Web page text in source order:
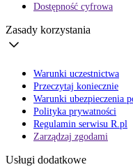
Dostępność cyfrowa
Zasady korzystania
Warunki uczestnictwa
Przeczytaj koniecznie
Warunki ubezpieczenia
Polityka prywatności
Regulamin serwisu R.pl
Zarządzaj zgodami
Usługi dodatkowe